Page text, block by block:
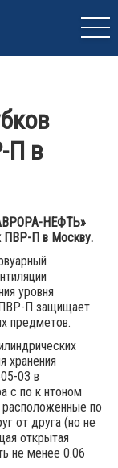
П в
НЕФТЬ»
ПВР-П в Москву.
уровня
ПВР-П защищает
предметов.
хранения
03 в
с по к нтоном
расположенные по
от друга (но не
открытая
не менее 0.06